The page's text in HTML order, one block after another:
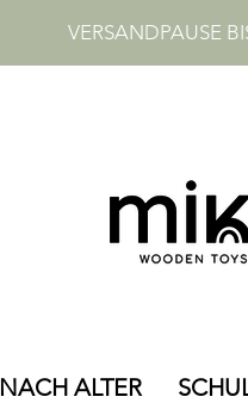
VERSANDPAUSE
NACH ALTER